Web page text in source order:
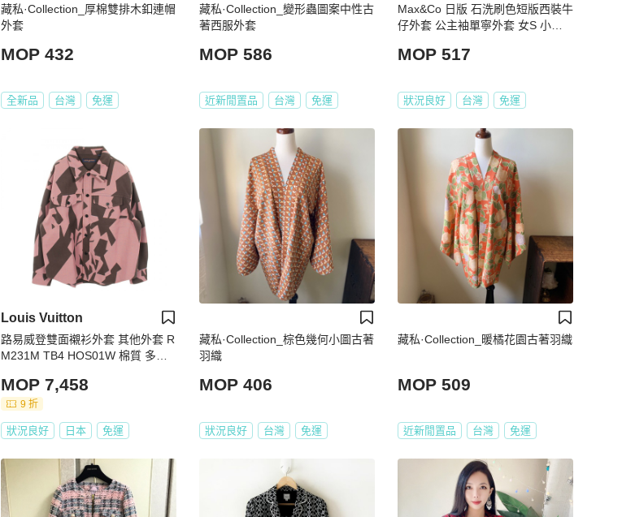
藏私·Collection_厚棉雙排木釦連帽
外套
MOP 432
全新品 台灣 免運
藏私·Collection_變形蟲圖案中性古
著西服外套
MOP 586
近新閒置品 台灣 免運
Max&Co 日版 石洗刷色短版西裝牛
仔外套 公主袖單寧外套 女S 小尺
MOP 517
狀況良好 台灣 免運
Louis Vuitton
路易威登雙面襯衫外套 其他外套 R
M231M TB4 HOS01W 棉質 多色
MOP 7,458
9 折
狀況良好 日本 免運
藏私·Collection_棕色幾何小圖古著
羽織
MOP 406
狀況良好 台灣 免運
藏私·Collection_暖橘花園古著羽織
MOP 509
近新閒置品 台灣 免運